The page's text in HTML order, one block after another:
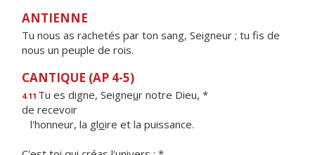
ANTIENNE
Tu nous as rachetés par ton sang, Seigneur ; tu fis de
nous un peuple de rois.
CANTIQUE (AP 4-5)
4.11 Tu es digne, Seigneur notre Dieu, *
de recevoir
l'honneur, la gloire et la puissance.